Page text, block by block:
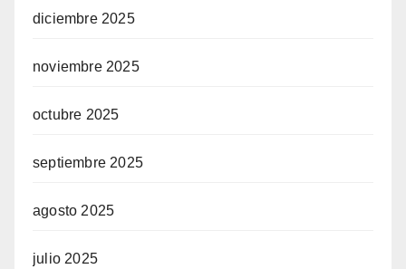
diciembre 2025
noviembre 2025
octubre 2025
septiembre 2025
agosto 2025
julio 2025